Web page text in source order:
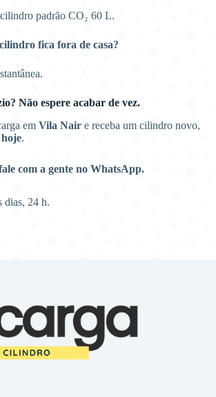
padrão CO₂ 60 L.
fica fora de casa?
Não espere acabar de vez.
em Vila Nair e receba um cilindro novo,
.
com a gente no WhatsApp.
dias, 24 h.